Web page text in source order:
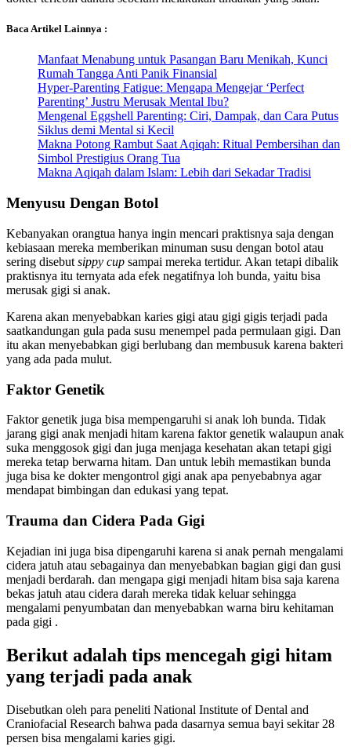
Baca Artikel Lainnya :
Manfaat Menabung untuk Pasangan Baru Menikah, Kunci
Rumah Tangga Anti Panik Finansial
Hyper-Parenting Fatigue: Mengapa Mengejar ‘Perfect
Parenting’ Justru Merusak Mental Ibu?
Mengenal Eggshell Parenting: Ciri, Dampak, dan Cara Putus
Siklus demi Mental si Kecil
Makna Potong Rambut Saat Aqiqah: Ritual Pembersihan dan
Simbol Prestigius Orang Tua
Makna Aqiqah dalam Islam: Lebih dari Sekadar Tradisi
Menyusu Dengan Botol
Kebanyakan orangtua hanya ingin mencari praktisnya saja dengan
kebiasaan mereka memberikan minuman susu dengan botol atau
sering disebut sippy cup sampai mereka tertidur. Akan tetapi dibalik
praktisnya itu ternyata ada efek negatifnya loh bunda, yaitu bisa
merusak gigi si anak.
Karena akan menyebabkan karies gigi atau gigi gigis terjadi pada
saatkandungan gula pada susu menempel pada permulaan gigi. Dan
itu akan menyebabkan gigi berlubang dan membusuk karena bakteri
yang ada pada mulut.
Faktor Genetik
Faktor genetik juga bisa mempengaruhi si anak loh bunda. Tidak
jarang gigi anak menjadi hitam karena faktor genetik walaupun anak
suka menggosok gigi dan juga menjaga kesehatan akan tetapi gigi
mereka tetap berwarna hitam. Dan untuk lebih memastikan bunda
juga bisa ke dokter mengontrol gigi anak apa penyebabnya agar
mendapat bimbingan dan edukasi yang tepat.
Trauma dan Cidera Pada Gigi
Kejadian ini juga bisa dipengaruhi karena si anak pernah mengalami
cidera jatuh atau sebagainya dan menyebabkan bagian gigi dan gusi
menjadi berdarah. dan mengapa gigi menjadi hitam bisa saja karena
bekas jatuh atau cidera darah mereka tidak keluar sehingga
mengalami penyumbatan dan menyebabkan warna biru kehitaman
pada gigi .
Berikut adalah tips mencegah gigi hitam
yang terjadi pada anak
Disebutkan oleh para peneliti National Institute of Dental and
Craniofacial Research bahwa pada dasarnya semua bayi sekitar 28
persen bisa mengalami karies gigi.